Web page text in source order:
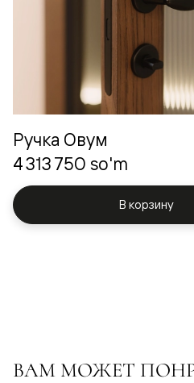
Ручка Овум
4 313 750 so'm
В корзину
ВАМ МОЖЕТ